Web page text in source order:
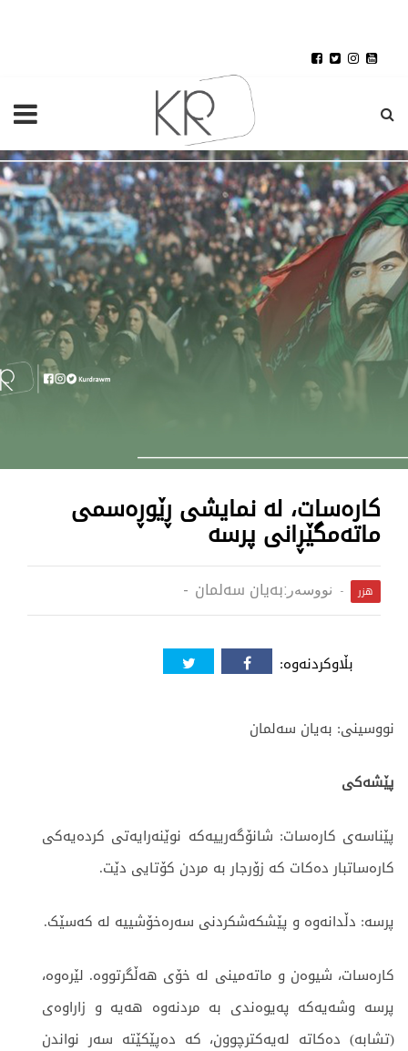
کارەسات، لە نمایشی ڕێوڕەسمی
ماتەمگێڕانی پرسە
هزر نووسەر:بەیان سەلمان
بڵاوکردنەوە:
نووسینی: بەیان سەلمان
پێشەکی
پێناسەی کارەسات: شانۆگەرییەکە نوێنەرایەتی کردەیەکی
کارەساتبار دەکات کە زۆرجار بە مردن کۆتایی دێت.
پرسە: دڵدانەوە و پێشکەشکردنی سەرەخۆشییە لە کەسێک.
کارەسات، شیوەن و ماتەمینی لە خۆی هەڵگرتووە. لێرەوە،
پرسە وشەیەکە پەیوەندی بە مردنەوە هەیە و زاراوەی
(تشابە) دەکاتە لەیەکترچوون، کە دەپێکێتە سەر نواندن